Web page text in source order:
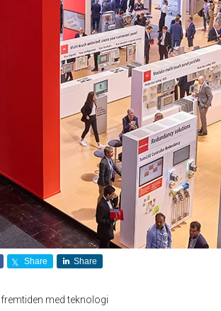
Share Share
med teknologi